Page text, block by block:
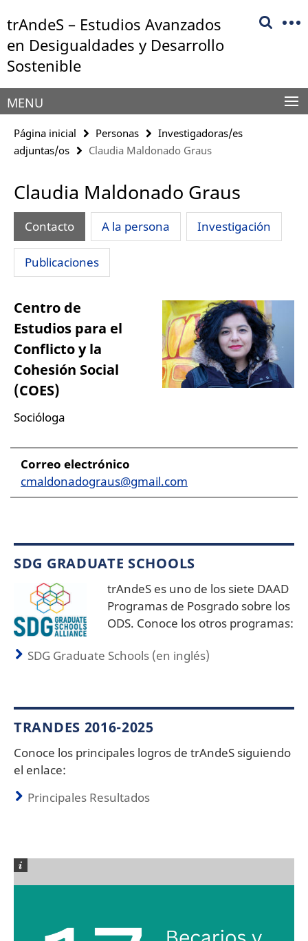
direkt
zu
Inhalt
trAndeS – Estudios Avanzados
en Desigualdades y Desarrollo
Sostenible
Herramientas
de
navegación
MENU
Página inicial Personas
Investigadoras/es
adjuntas/os
Claudia Maldonado Graus
Claudia Maldonado Graus
Contacto A la persona Investigación
Publicaciones
Centro de
Estudios para el
Conflicto y la
Cohesión Social
(COES)
Socióloga
Correo electrónico
cmaldonadograus@gmail.com
SDG GRADUATE SCHOOLS
trAndeS es uno de los siete DAAD
Programas de Posgrado sobre los
ODS. Conoce los otros programas:
SDG Graduate Schools (en inglés)
TRANDES 2016-2025
Conoce los principales logros de trAndeS siguiendo
el enlace:
Principales Resultados